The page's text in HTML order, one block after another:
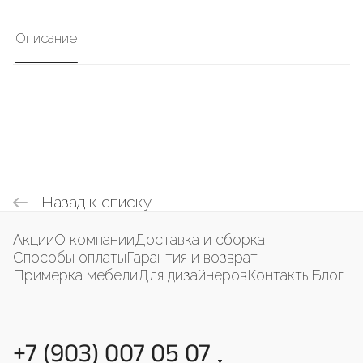
Описание
Назад к списку
АкцииО компанииДоставка и сборка
Способы оплатыГарантия и возврат
Примерка мебелиДля дизайнеровКонтактыБлог
+7 (903) 007 05 07